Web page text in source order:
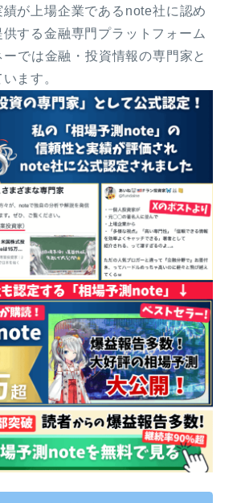
績が上場企業であるnote社に認め
する金融専門プラットフォーム
では金融・投資情報の専門家と
ます。